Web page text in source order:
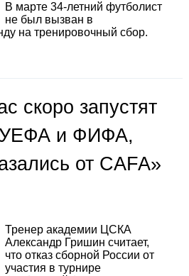
В марте 34-летний футболист
не был вызван в
на тренировочный сбор.
скоро запустят
УЕФА и ФИФА,
от CAFA»
Тренер академии ЦСКА
Александр Гришин считает,
что отказ сборной России от
участия в турнире